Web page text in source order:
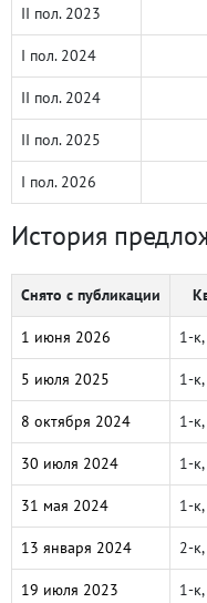
II пол. 2023
I пол. 2024
II пол. 2024
II пол. 2025
I пол. 2026
История
Снято с публикации
1 июня 2026 1-
5 июля 2025 1-
8 октября 2024 1-
30 июля 2024 1-
31 мая 2024 1-
13 января 2024 2-
19 июля 2023 1-